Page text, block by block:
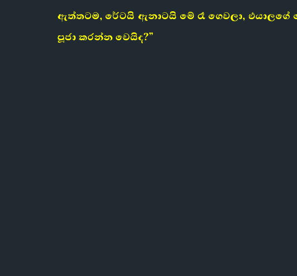
ඇත්තටම, රේටයි ඇනාටයි මේ රෑ ගෙවලා,
පූජා කරන්න වෙයිද?”